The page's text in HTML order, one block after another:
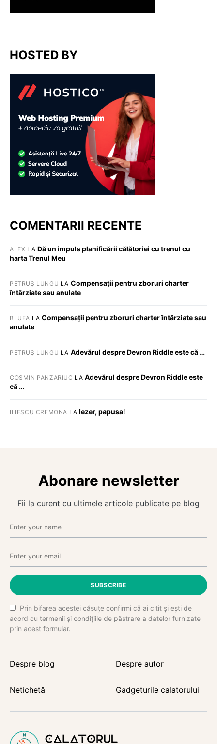
HOSTED BY
COMENTARII RECENTE
ALEX LA Dă un impuls planificării călătoriei cu trenul cu
harta Trenul Meu
PETRUȘ LUNGU LA Compensații pentru zboruri charter
întârziate sau anulate
BLUEA LACompensații pentru zboruri charter întârziate sau
anulate
PETRUȘ LUNGU LA Adevărul despre Devron Riddle este că …
COSMIN PANZARIUC LA Adevărul despre Devron Riddle este
că …
ILIESCU CREMONA LA Iezer, papusa!
Abonare newsletter
Fii la curent cu ultimele articole publicate pe blog
SUBSCRIBE
Prin bifarea acestei căsuțe confirmi că ai citit și ești de
acord cu termenii și condițiile de păstrare a datelor furnizate
prin acest formular.
Despre blog Despre autor
Netichetă Gadgeturile calatorului